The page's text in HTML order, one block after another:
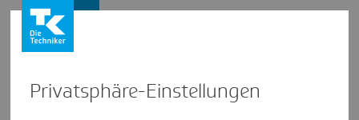
Privat­sphäre-Einstel­lungen